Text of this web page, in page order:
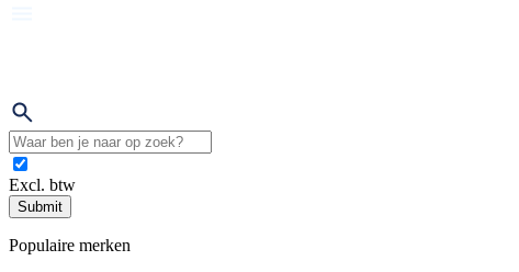
Excl. btw
Submit
Populaire merken